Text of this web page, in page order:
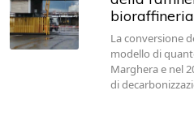
bioraffineria
La conversione
modello di
Marghera e nel
di